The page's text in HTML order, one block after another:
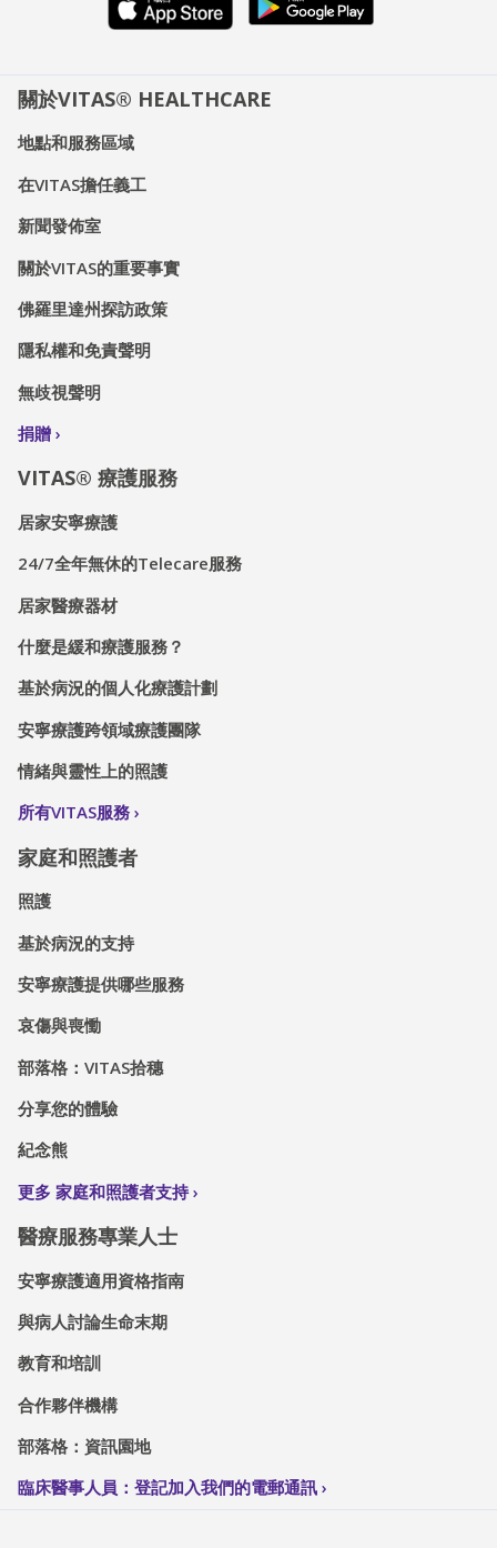
關於VITAS® HEALTHCARE
地點和服務區域
在VITAS擔任義工
新聞發佈室
關於VITAS的重要事實
佛羅里達州探訪政策
隱私權和免責聲明
無歧視聲明
捐贈
VITAS® 療護服務
居家安寧療護
24/7全年無休的Telecare服務
居家醫療器材
什麼是緩和療護服務？
基於病況的個人化療護計劃
安寧療護跨領域療護團隊
情緒與靈性上的照護
所有VITAS服務
家庭和照護者
照護
基於病況的支持
安寧療護提供哪些服務
哀傷與喪慟
部落格：VITAS拾穗
分享您的體驗
紀念熊
更多 家庭和照護者支持
醫療服務專業人士
安寧療護適用資格指南
與病人討論生命末期
教育和培訓
合作夥伴機構
部落格：資訊園地
臨床醫事人員：登記加入我們的電郵通訊